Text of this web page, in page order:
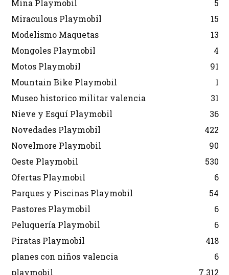
Mina Playmobil
5
Miraculous Playmobil
15
Modelismo Maquetas
13
Mongoles Playmobil
4
Motos Playmobil
91
Mountain Bike Playmobil
1
Museo historico militar valencia
31
Nieve y Esquí Playmobil
36
Novedades Playmobil
422
Novelmore Playmobil
90
Oeste Playmobil
530
Ofertas Playmobil
6
Parques y Piscinas Playmobil
54
Pastores Playmobil
6
Peluquería Playmobil
6
Piratas Playmobil
418
planes con niños valencia
6
playmobil
7.312